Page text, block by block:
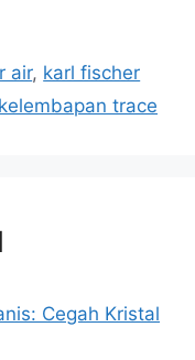
air, karl fischer
kelembapan trace
Cegah Kristal